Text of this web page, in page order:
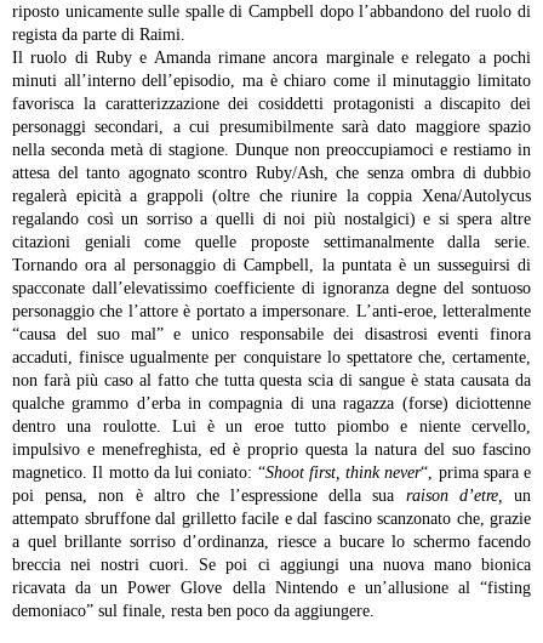
riposto unicamente sulle spalle di Campbell dopo l’abbandono del ruolo di
regista da parte di Raimi.
Il ruolo di Ruby e Amanda rimane ancora marginale e relegato a pochi
minuti all’interno dell’episodio, ma è chiaro come il minutaggio limitato
favorisca la caratterizzazione dei cosiddetti protagonisti a discapito dei
personaggi secondari, a cui presumibilmente sarà dato maggiore spazio
nella seconda metà di stagione. Dunque non preoccupiamoci e restiamo in
attesa del tanto agognato scontro Ruby/Ash, che senza ombra di dubbio
regalerà epicità a grappoli (oltre che riunire la coppia Xena/Autolycus
regalando così un sorriso a quelli di noi più nostalgici) e si spera altre
citazioni geniali come quelle proposte settimanalmente dalla serie.
Tornando ora al personaggio di Campbell, la puntata è un susseguirsi di
spacconate dall’elevatissimo coefficiente di ignoranza degne del sontuoso
personaggio che l’attore è portato a impersonare. L’anti-eroe, letteralmente
“causa del suo mal” e unico responsabile dei disastrosi eventi finora
accaduti, finisce ugualmente per conquistare lo spettatore che, certamente,
non farà più caso al fatto che tutta questa scia di sangue è stata causata da
qualche grammo d’erba in compagnia di una ragazza (forse) diciottenne
dentro una roulotte. Lui è un eroe tutto piombo e niente cervello,
impulsivo e menefreghista, ed è proprio questa la natura del suo fascino
magnetico. Il motto da lui coniato: “Shoot first, think never“, prima spara e
poi pensa, non è altro che l’espressione della sua raison d’etre,un
attempato sbruffone dal grilletto facile e dal fascino scanzonato che, grazie
a quel brillante sorriso d’ordinanza, riesce a bucare lo schermo facendo
breccia nei nostri cuori. Se poi ci aggiungi una nuova mano bionica
ricavata da un Power Glove della Nintendo e un’allusione al “fisting
demoniaco” sul finale, resta ben poco da aggiungere.